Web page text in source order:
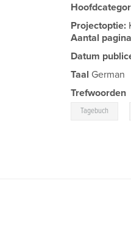
Projectoptie:
Aantal
Datum
Taal German
Trefwoorden
Tagebuch